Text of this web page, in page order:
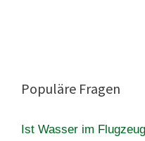
Populäre Fragen
Ist Wasser im